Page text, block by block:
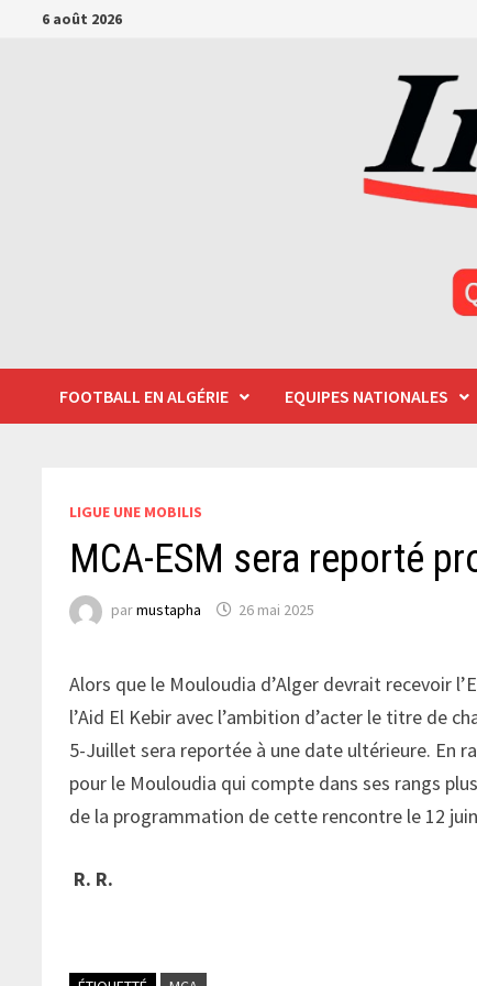
Passer6 août 2026
FOOTBALL EN ALGÉRIE EQUIPES NATIONALES
LIGUE UNE MOBILIS
MCA-ESM sera reporté
parmustapha 26 mai 2025
Alors que le Mouloudia d’Alger devrait recevoir
l’Aid El Kebir avec l’ambition d’acter le titre de
5-Juillet sera reportée à une date ultérieure. En
pour le Mouloudia qui compte dans ses rangs
de la programmation de cette rencontre le 12
R. R.